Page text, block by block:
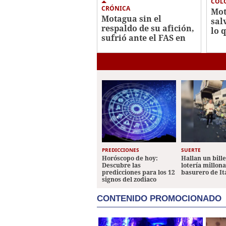
CRÓNICA
Motagua sin el
respaldo de su afición,
sufrió ante el FAS en
lo
PREDICCIONES
Horóscopo de hoy:
Descubre las
predicciones para los 12
signos del zodiaco
SUERTE
Hallan un
lotería
basurero de
CONTENIDO PROMOCIONADO